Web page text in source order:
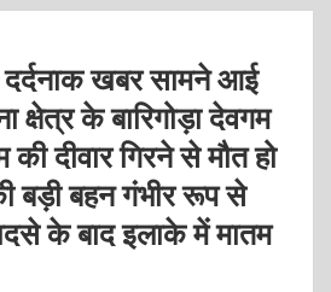
खबर सामने आई
क्षेत्र के बारिगोड़ा देवगम
दीवार गिरने से मौत हो
बड़ी बहन गंभीर रूप से
के बाद इलाके में मातम